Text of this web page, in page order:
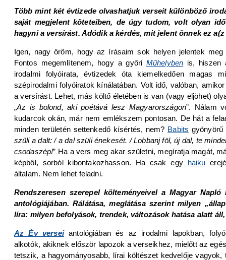
Több mint két évtizede olvashatjuk verseit különböző
saját megjelent köteteiben, de úgy tudom, volt olyan
hagyni a versírást. Adódik a kérdés, mit jelent önnek ez
Igen, nagy öröm, hogy az írásaim sok helyen jelentek
Fontos megemlítenem, hogy a győri Műhelyben is, hiszen
irodalmi folyóirata, évtizedek óta kiemelkedően magas
szépirodalmi folyóiratok kínálatában. Volt idő, valóban,
a versírást. Lehet, más költő életében is van (vagy eljöhet)
„Az is bolond, aki poétává lesz Magyarországon”. Nálam
kudarcok okán, már nem emlékszem pontosan. De hát a
minden területén settenkedő kísértés, nem? Babits gyönyörű
szüli a dalt: / a dal szüli énekesét. / Lobbanj föl, új dal, te
csodaszép!” Ha a vers meg akar születni, megíratja magát,
képből, sorból kibontakozhasson. Ha csak egy haiku
általam. Nem lehet feladni.
Rendszeresen szerepel költeményeivel a Magyar
antológiájában. Rálátása, meglátása szerint milyen
líra: milyen befolyások, trendek, változások hatása alatt
Az Év verseiantológiában és az irodalmi lapokban,
alkotók, akiknek először lapozok a verseikhez, mielőtt az
tetszik, a hagyományosabb, lírai költészet kedvelője